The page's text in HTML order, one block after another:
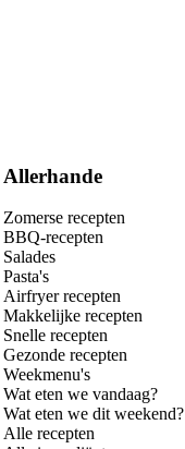
Allerhande
Zomerse recepten
BBQ-recepten
Salades
Pasta's
Airfryer recepten
Makkelijke recepten
Snelle recepten
Gezonde recepten
Weekmenu's
Wat eten we vandaag?
Wat eten we dit weekend?
Alle recepten